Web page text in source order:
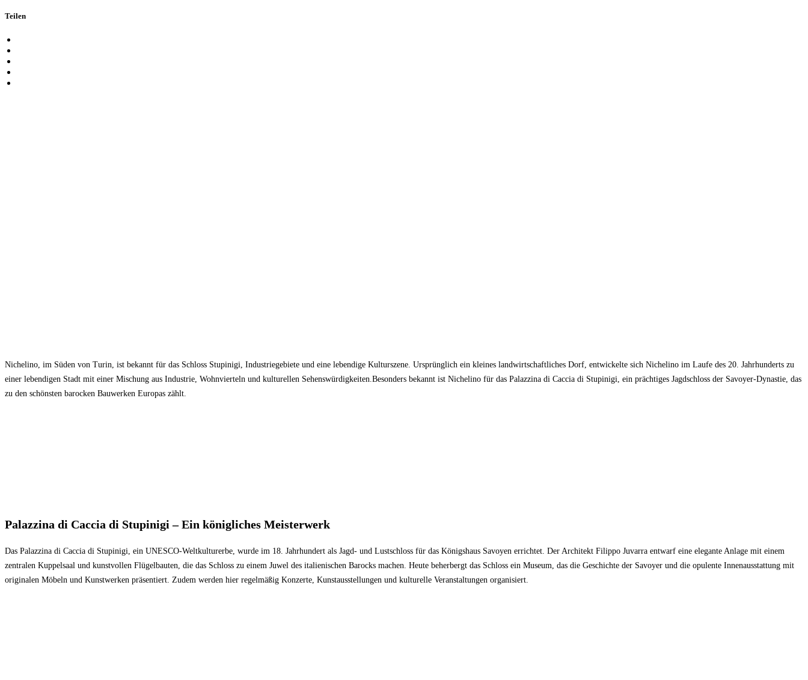
Teilen
Nichelino, im Süden von Turin, ist bekannt für das Schloss Stupinigi, Industriegebiete und eine lebendige Kulturszene. Ursprünglich ein kleines landwirtschaftliches Dorf, entwickelte sich Nichelino im Laufe des 20. Jahrhunderts zu
einer lebendigen Stadt mit einer Mischung aus Industrie, Wohnvierteln und kulturellen Sehenswürdigkeiten.Besonders bekannt ist Nichelino für das Palazzina di Caccia di Stupinigi, ein prächtiges Jagdschloss der Savoyer-Dynastie, das
zu den schönsten barocken Bauwerken Europas zählt.
Palazzina di Caccia di Stupinigi – Ein königliches Meisterwerk
Das Palazzina di Caccia di Stupinigi, ein UNESCO-Weltkulturerbe, wurde im 18. Jahrhundert als Jagd- und Lustschloss für das Königshaus Savoyen errichtet. Der Architekt Filippo Juvarra entwarf eine elegante Anlage mit einem
zentralen Kuppelsaal und kunstvollen Flügelbauten, die das Schloss zu einem Juwel des italienischen Barocks machen. Heute beherbergt das Schloss ein Museum, das die Geschichte der Savoyer und die opulente Innenausstattung mit
originalen Möbeln und Kunstwerken präsentiert. Zudem werden hier regelmäßig Konzerte, Kunstausstellungen und kulturelle Veranstaltungen organisiert.